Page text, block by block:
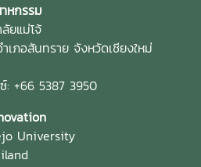
หกรรม
ยแม่โจ้
ภอสันทราย จังหวัดเชียงใหม่
: +66 5387 3950
University